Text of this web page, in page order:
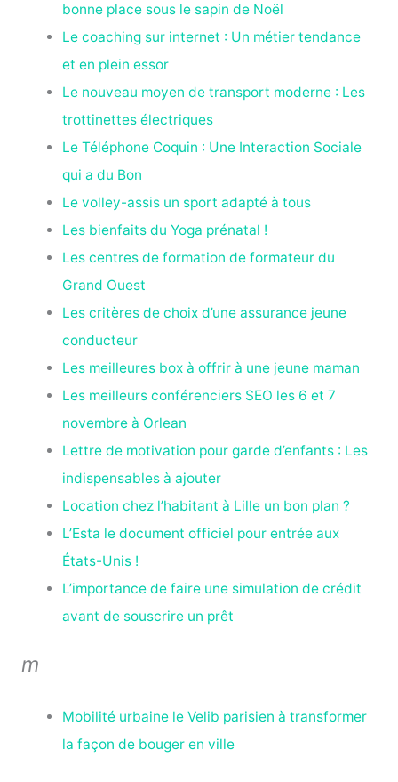
bonne place sous le sapin de Noël
Le coaching sur internet : Un métier tendance
et en plein essor
Le nouveau moyen de transport moderne : Les
trottinettes électriques
Le Téléphone Coquin : Une Interaction Sociale
qui a du Bon
Le volley-assis un sport adapté à tous
Les bienfaits du Yoga prénatal !
Les centres de formation de formateur du
Grand Ouest
Les critères de choix d’une assurance jeune
conducteur
Les meilleures box à offrir à une jeune maman
Les meilleurs conférenciers SEO les 6 et 7
novembre à Orlean
Lettre de motivation pour garde d’enfants : Les
indispensables à ajouter
Location chez l’habitant à Lille un bon plan ?
L’Esta le document officiel pour entrée aux
États-Unis !
L’importance de faire une simulation de crédit
avant de souscrire un prêt
m
Mobilité urbaine le Velib parisien à transformer
la façon de bouger en ville